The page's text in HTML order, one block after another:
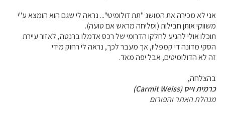
אני לא מכירה את המושג "תת דולומיטי"... נראה לי שגם הוא הומצא ע"י
משווקי אותן חבילות (וסליחה מראש אם טועה).
תוכלו אולי להגיע לחלקו הדרומי של רכס אדמלו ברנטה, לאזור עיירת
הסקי מדונה די קמפליו, אך מעבר לכך, נראה לי רחוק מידי.
זה לא הדולומיטים, אבל יפה מאד.
בהצלחה,
כרמית וייס (Carmit Weiss)
מנהלת האתר והפורום